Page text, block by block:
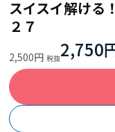
スイスイ解ける
２７
2,500円 2,750